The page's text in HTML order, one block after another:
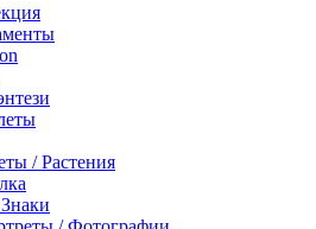
/ Растения